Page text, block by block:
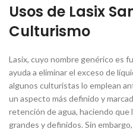
Usos de Lasix
Culturismo
Lasix, cuyo nombre genérico es
ayuda a eliminar el exceso de
algunos culturistas lo emplean
un aspecto más definido y
retención de agua, haciendo que
grandes y definidos. Sin